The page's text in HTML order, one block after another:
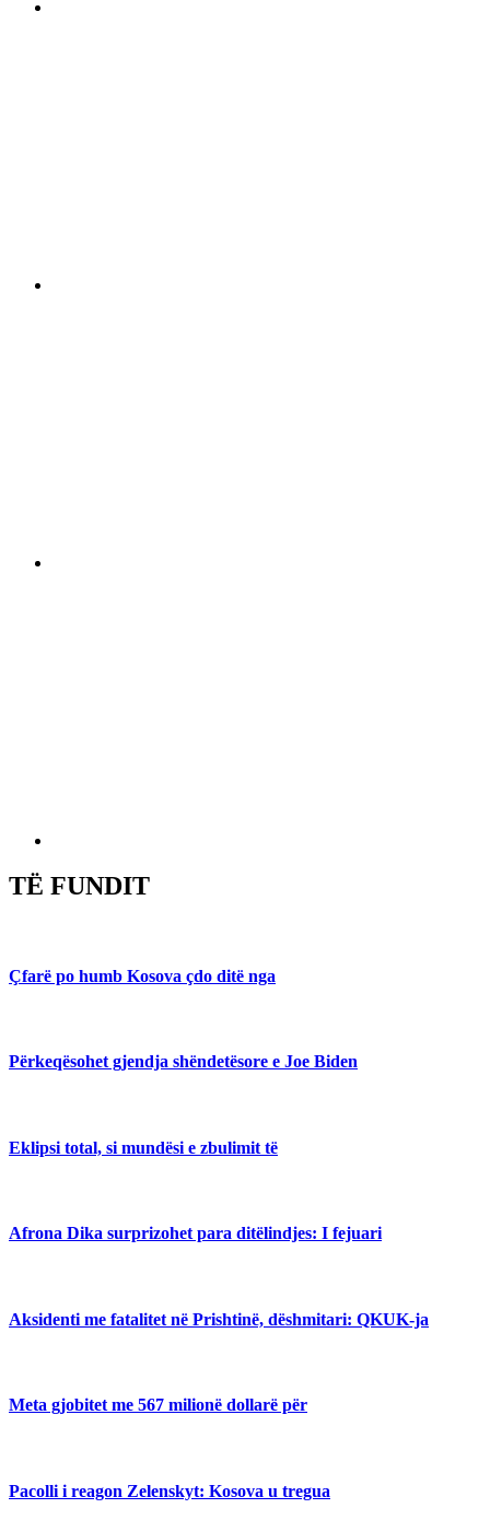
TË FUNDIT
Çfarë po humb Kosova çdo ditë nga
Përkeqësohet gjendja shëndetësore e Joe Biden
Eklipsi total, si mundësi e zbulimit të
Afrona Dika surprizohet para ditëlindjes: I fejuari
Aksidenti me fatalitet në Prishtinë, dëshmitari: QKUK-ja
Meta gjobitet me 567 milionë dollarë për
Pacolli i reagon Zelenskyt: Kosova u tregua